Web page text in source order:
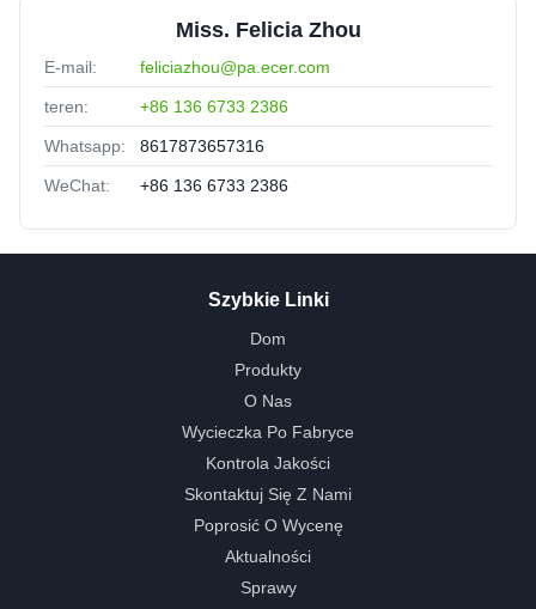
Miss. Felicia Zhou
E-mail: feliciazhou@pa.ecer.com
teren: +86 136 6733 2386
Whatsapp: 8617873657316
WeChat: +86 136 6733 2386
Szybkie Linki
Dom
Produkty
O Nas
Wycieczka Po Fabryce
Kontrola Jakości
Skontaktuj Się Z Nami
Poprosić O Wycenę
Aktualności
Sprawy